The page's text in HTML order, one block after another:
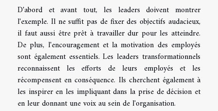
D'abord et avant tout, les leaders doivent montrer
l'exemple. Il ne suffit pas de fixer des objectifs audacieux,
il faut aussi être prêt à travailler dur pour les atteindre.
De plus, l'encouragement et la motivation des employés
sont également essentiels. Les leaders transformationnels
reconnaissent les efforts de leurs employés et les
récompensent en conséquence. Ils cherchent également à
les inspirer en les impliquant dans la prise de décision et
en leur donnant une voix au sein de l'organisation.